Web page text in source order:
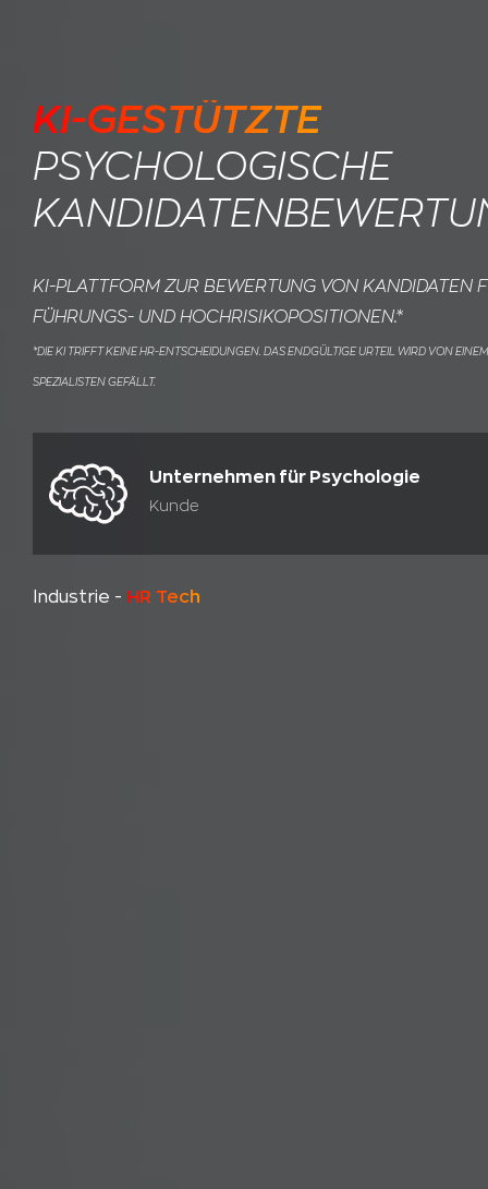
KI-GESTÜTZTE
PSYCHOLOGISCHE
KI-PLATTFORM ZUR BEWERTUNG VON KANDIDATEN
FÜHRUNGS- UND HOCHRISIKOPOSITIONEN.*
*DIE KI TRIFFT KEINE HR-ENTSCHEIDUNGEN. DAS ENDGÜLTIGE URTEIL WIRD VON EINEM
SPEZIALISTEN GEFÄLLT.
Unternehmen für Psychologie
Kunde
Industrie - HR Tech